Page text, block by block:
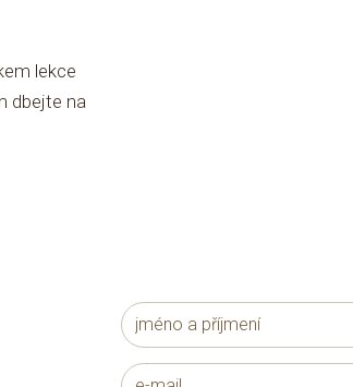
lekce
dbejte na
Jméno
a
příjmení
e-